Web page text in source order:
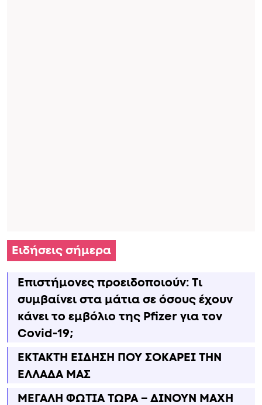
Ειδήσεις σήμερα
Επιστήμονες προειδοποιούν: Τι
συμβαίνει στα μάτια σε όσους έχουν
κάνει το εμβόλιο της Pfizer για τον
Covid-19;
ΕΚΤΑΚΤΗ ΕΙΔΗΣΗ ΠΟΥ ΣΟΚΑΡΕΙ ΤΗΝ
ΕΛΛΑΔΑ ΜΑΣ
ΜΕΓΑΛΗ ΦΩΤΙΑ ΤΩΡΑ – ΔΙΝΟΥΝ ΜΑΧΗ